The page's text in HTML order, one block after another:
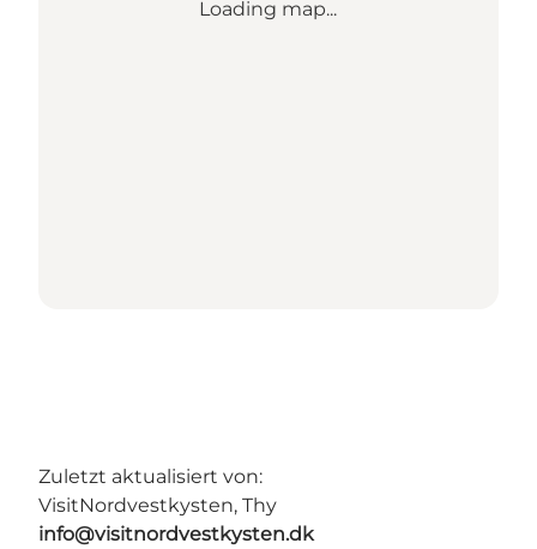
Loading map...
Zuletzt aktualisiert von:
VisitNordvestkysten, Thy
info@visitnordvestkysten.dk